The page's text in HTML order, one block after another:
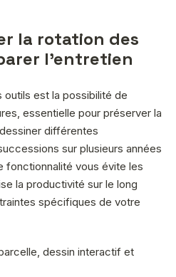
la rotation des
l’entretien
outils est la possibilité de
essentielle pour préserver la
différentes
sur plusieurs années
fonctionnalité vous évite les
la productivité sur le long
spécifiques de votre
dessin interactif et